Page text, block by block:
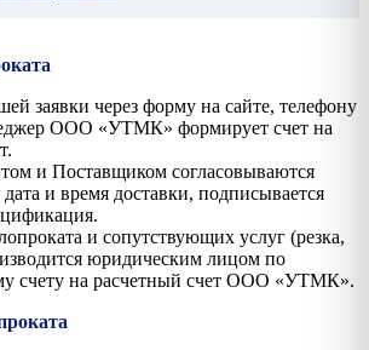
заявки через форму на сайте, телефону
ООО «УТМК» формирует счет на
и Поставщиком согласовываются
дата и время доставки, подписывается
и сопутствующих услуг (резка,
юридическим лицом по
счету на расчетный счет ООО «УТМК».